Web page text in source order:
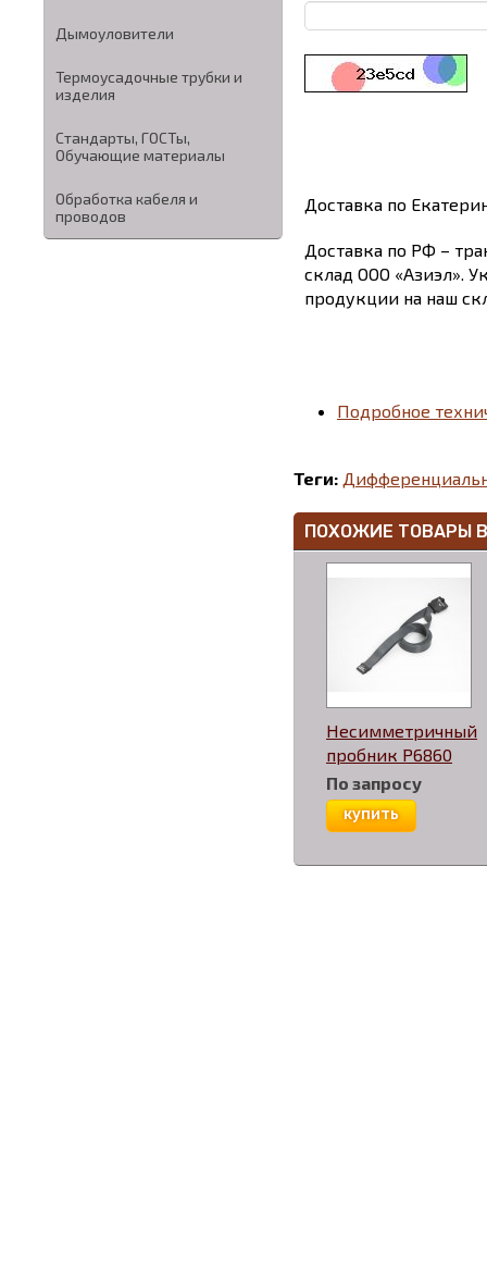
Дымоуловители
Термоусадочные трубки и
изделия
Стандарты, ГОСТы,
Обучающие материалы
Обработка кабеля и
проводов
Доставка по
Доставка по РФ –
склад ООО «Азиэл».
продукции на наш
Подробное
Теги:
ПОХОЖИЕ ТОВАРЫ
Несимметричный
пробник P6860
По запросу
купить